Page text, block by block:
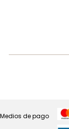
Medios de pago